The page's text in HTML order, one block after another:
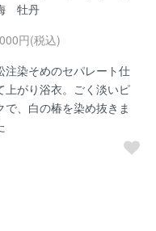
牡丹
円(税込)
注染そめのセパレート仕
上がり浴衣。ごく淡いピ
で、白の椿を染め抜きま